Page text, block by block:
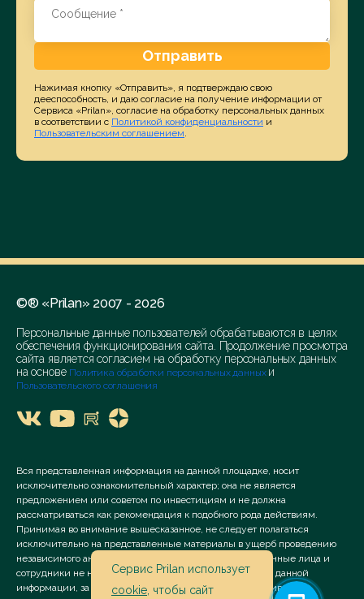
Отправить
Нажимая кнопку «Отправить», я подтверждаю свою
дееспособность, и даю согласие на получение информации от
Сервиса «Prilan», согласие на обработку персональных данных
в соответствии с Политикой конфиденциальности и
Пользовательским соглашением.
©® «Prilan» 2007 - 2026
Персональные данные пользователей обрабатываются в целях
обеспечения функционирования сайта. Продолжение просмотра
сайта является согласием на обработку персональных данных
на основе Политика обработки персональных данных и
Пользовательского соглашения
Вся представленная информация на данной площадке, носит
исключительно ознакомительный характер; она не является
предложением или советом по инвестициям и не должна
рассматриваться как рекомендация к подобного рода действиям.
Принимая во внимание вышесказанное, не следует полагаться
исключительно на представленные материалы в ущерб проведению
независимого анализа. Сервис «Prilan» его аффилированные лица и
сотрудники не несут ответственности за использование данной
информации, за прямой или косвенный ущерб, наступивший
Сервис Prilan использует
cookie , чтобы сайт